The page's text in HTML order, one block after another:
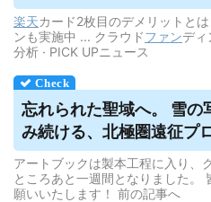
楽天カード2枚目のデメリットとは
ンも実施中 ... クラウドファンディ
分析 · PICK UPニュース
忘れられた聖域へ。 雪の
み続ける、北極圏遠征プ
アートブックは製本工程に入り、
ところあと一週間となりました。
願いいたします！ 前の記事へ